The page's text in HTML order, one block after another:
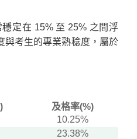
定在 15% 至 25% 之間浮
與考生的專業熟稔度，屬於
及格率(%)
10.25%
23.38%